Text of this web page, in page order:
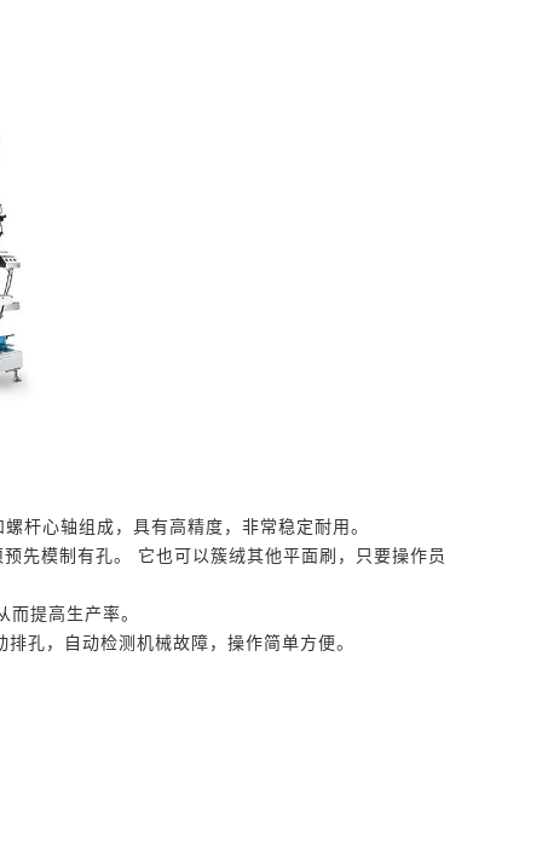
杆心轴组成，具有高精度，非常稳定耐用。
先模制有孔。 它也可以簇绒其他平面刷，只要操作员
提高生产率。
孔，自动检测机械故障，操作简单方便。